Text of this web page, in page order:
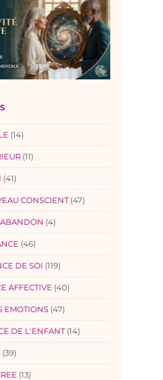
(14)
(11)
(41)
CONSCIENT (47)
(4)
(46)
DE SOI (119)
AFFECTIVE (40)
EMOTIONS (47)
DE L'ENFANT (14)
(39)
(13)